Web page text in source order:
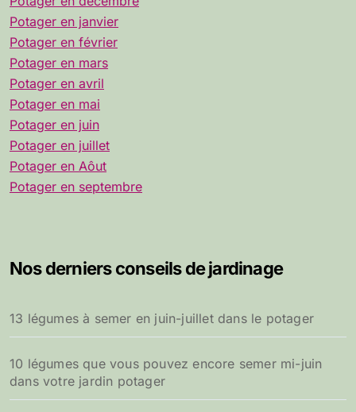
Potager en janvier
Potager en février
Potager en mars
Potager en avril
Potager en mai
Potager en juin
Potager en juillet
Potager en Aôut
Potager en septembre
Nos derniers conseils de jardinage
13 légumes à semer en juin-juillet dans le potager
10 légumes que vous pouvez encore semer mi-juin
dans votre jardin potager